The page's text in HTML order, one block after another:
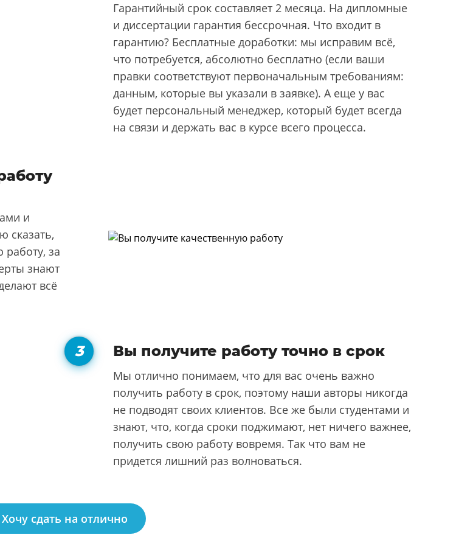
Гарантийный срок составляет 2 месяца. На дипломные
и диссертации гарантия бессрочная. Что входит в
гарантию? Бесплатные доработки: мы исправим всё,
что потребуется, абсолютно бесплатно (если ваши
правки соответствуют первоначальным требованиям:
данным, которые вы указали в заявке). А еще у вас
будет персональный менеджер, который будет всегда
на связи и держать вас в курсе всего процесса.
и
сказать,
за
знают
всё
Вы получите работу точно в срок
Мы отлично понимаем, что для вас очень важно
получить работу в срок, поэтому наши авторы никогда
не подводят своих клиентов. Все же были студентами и
знают, что, когда сроки поджимают, нет ничего важнее,
получить свою работу вовремя. Так что вам не
придется лишний раз волноваться.
Хочу сдать на отлично